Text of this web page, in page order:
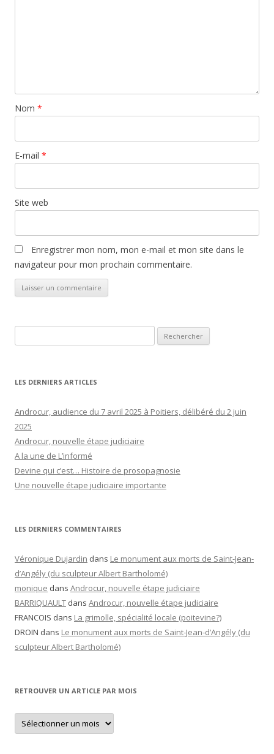
Nom *
E-mail *
Site web
Enregistrer mon nom, mon e-mail et mon site dans le
navigateur pour mon prochain commentaire.
LES DERNIERS ARTICLES
Androcur, audience du 7 avril 2025 à Poitiers, délibéré du 2 juin
2025
Androcur, nouvelle étape judiciaire
A la une de L’informé
Devine qui c’est… Histoire de prosopagnosie
Une nouvelle étape judiciaire importante
LES DERNIERS COMMENTAIRES
Véronique Dujardin dans Le monument aux morts de Saint-Jean-
d’Angély (du sculpteur Albert Bartholomé)
monique dans Androcur, nouvelle étape judiciaire
BARRIQUAULT dans Androcur, nouvelle étape judiciaire
FRANCOIS dans La grimolle, spécialité locale (poitevine?)
DROIN dans Le monument aux morts de Saint-Jean-d’Angély (du
sculpteur Albert Bartholomé)
RETROUVER UN ARTICLE PAR MOIS
Retrouver
un
article